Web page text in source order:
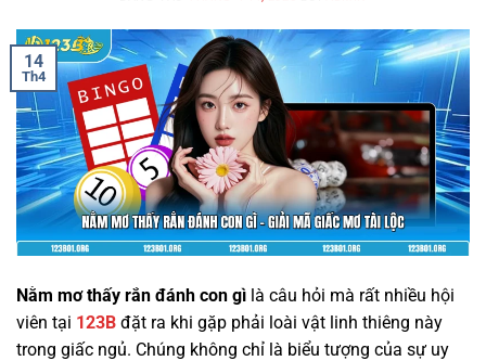
14
Th4
Nằm mơ thấy rắn đánh con gì là câu hỏi mà rất nhiều hội
viên tại 123B đặt ra khi gặp phải loài vật linh thiêng này
trong giấc ngủ. Chúng không chỉ là biểu tượng của sự uy